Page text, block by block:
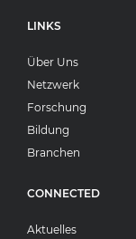
LINKS
Über Uns
Netzwerk
Forschung
Bildung
Branchen
CONNECTED
Aktuelles